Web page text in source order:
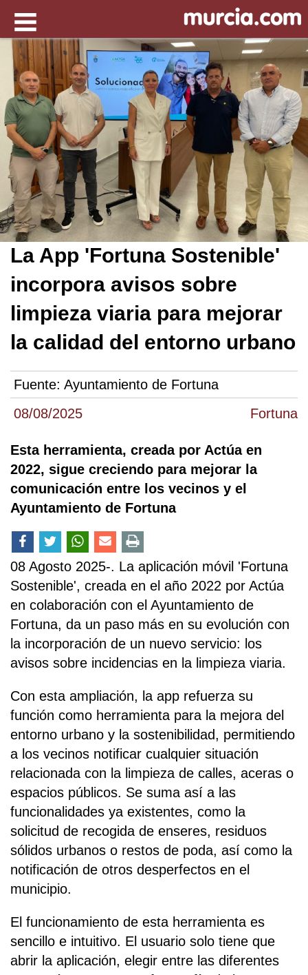
08/08/2025 Fortuna
La App 'Fortuna Sostenible'
incorpora avisos sobre
limpieza viaria para mejorar
la calidad del entorno urbano
Fuente: Ayuntamiento de Fortuna
Esta herramienta, creada por Actúa en
2022, sigue creciendo para mejorar la
comunicación entre los vecinos y el
Ayuntamiento de Fortuna
08 Agosto 2025-. La aplicación móvil 'Fortuna
Sostenible', creada en el año 2022 por Actúa
en colaboración con el Ayuntamiento de
Fortuna, da un paso más en su evolución con
la incorporación de un nuevo servicio: los
avisos sobre incidencias en la limpieza viaria.
Con esta ampliación, la app refuerza su
función como herramienta para la mejora del
entorno urbano y la sostenibilidad, permitiendo
a los vecinos notificar cualquier situación
relacionada con la limpieza de calles, aceras o
espacios públicos. Se suma así a las
funcionalidades ya existentes, como la
solicitud de recogida de enseres, residuos
sólidos urbanos o restos de poda, así como la
notificación de otros desperfectos en el
municipio.
El funcionamiento de esta herramienta es
sencillo e intuitivo. El usuario solo tiene que
abrir la aplicación, elegir entre las diferentes